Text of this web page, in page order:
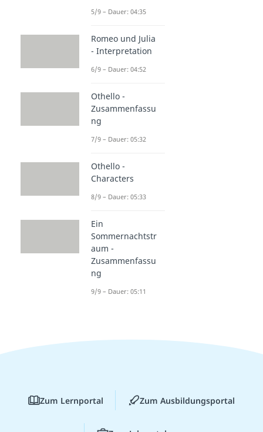
5/9 – Dauer: 04:35
Romeo und Julia
- Interpretation
6/9 – Dauer: 04:52
Othello -
Zusammenfassu
ng
7/9 – Dauer: 05:32
Othello -
Characters
8/9 – Dauer: 05:33
Ein
Sommernachtstr
aum -
Zusammenfassu
ng
9/9 – Dauer: 05:11
Zum Lernportal Zum Ausbildungsportal